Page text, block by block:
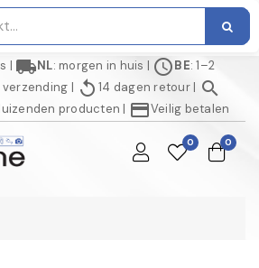
| local_shippingNL: morgen in huis | scheduleBE: 1–2
verzending | replay 14 dagen retour| search
producten | credit_cardVeilig betalen
0 0